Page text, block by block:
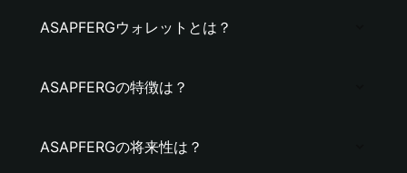
ASAPFERGウォレットとは？
ASAPFERGの特徴は？
ASAPFERGの将来性は？